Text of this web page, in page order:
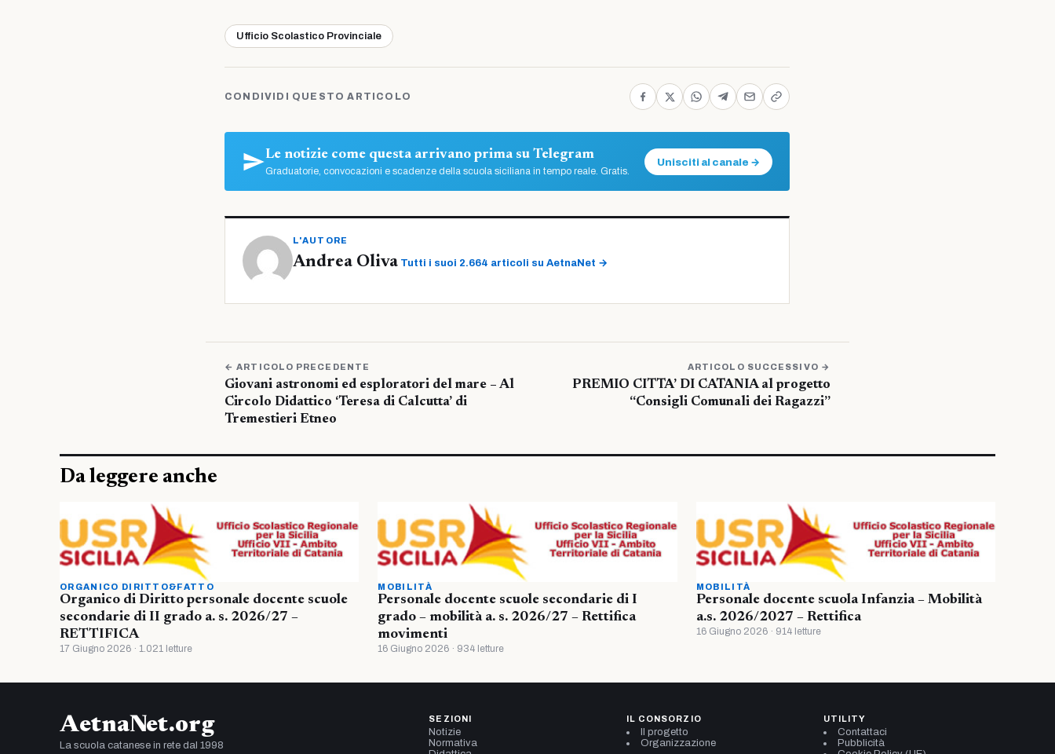
Ufficio Scolastico Provinciale
CONDIVIDI QUESTO ARTICOLO
Le notizie come questa arrivano prima su Telegram
Graduatorie, convocazioni e scadenze della scuola siciliana in tempo reale. Gratis.
Unisciti al canale →
L'AUTORE
Andrea Oliva Tutti i suoi 2.664 articoli su AetnaNet →
← ARTICOLO PRECEDENTE
Giovani astronomi ed esploratori del mare – Al
Circolo Didattico ‘Teresa di Calcutta’ di
Tremestieri Etneo
ARTICOLO SUCCESSIVO →
PREMIO CITTA’ DI CATANIA al progetto
“Consigli Comunali dei Ragazzi”
Da leggere anche
ORGANICO DIRITTO&FATTO
Organico di Diritto personale docente scuole
secondarie di II grado a. s. 2026/27 –
RETTIFICA
17 Giugno 2026 · 1.021 letture
MOBILITÀ
Personale docente scuole secondarie di I
grado – mobilità a. s. 2026/27 – Rettifica
movimenti
16 Giugno 2026 · 934 letture
MOBILITÀ
Personale docente scuola Infanzia – Mobilità
a.s. 2026/2027 – Rettifica
16 Giugno 2026 · 914 letture
AetnaNet.org
La scuola catanese in rete dal 1998
SEZIONI
Notizie
Normativa
IL CONSORZIO
Il progetto
Organizzazione
UTILITY
Contattaci
Pubblicità